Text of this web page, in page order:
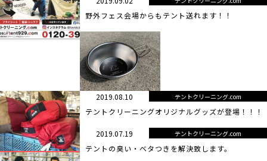
野外フェス会場からもテント送れます！！
2019.08.10 テントクリーニング.com
テントクリーニングオリジナルグッズが登場！！！
2019.07.19 テントクリーニング.com
テントの臭い・ベタつきを解決致します。